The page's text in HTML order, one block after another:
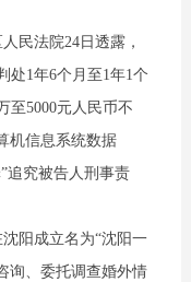
法院24日透露，
处1年6个月至1年1个
至5000元人民币不
机信息系统数据
追究被告人刑事责
成立名为“沈阳一
询、委托调查婚外情